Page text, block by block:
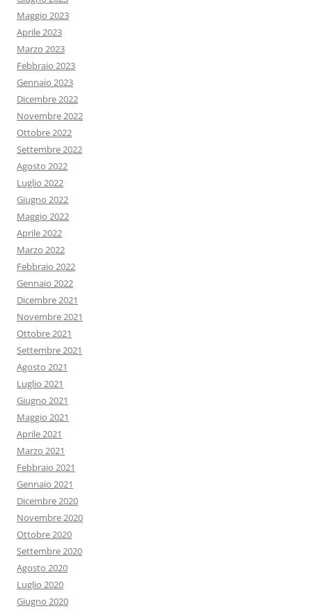
Maggio 2023
Aprile 2023
Marzo 2023
Febbraio 2023
Gennaio 2023
Dicembre 2022
Novembre 2022
Ottobre 2022
Settembre 2022
Agosto 2022
Luglio 2022
Giugno 2022
Maggio 2022
Aprile 2022
Marzo 2022
Febbraio 2022
Gennaio 2022
Dicembre 2021
Novembre 2021
Ottobre 2021
Settembre 2021
Agosto 2021
Luglio 2021
Giugno 2021
Maggio 2021
Aprile 2021
Marzo 2021
Febbraio 2021
Gennaio 2021
Dicembre 2020
Novembre 2020
Ottobre 2020
Settembre 2020
Agosto 2020
Luglio 2020
Giugno 2020